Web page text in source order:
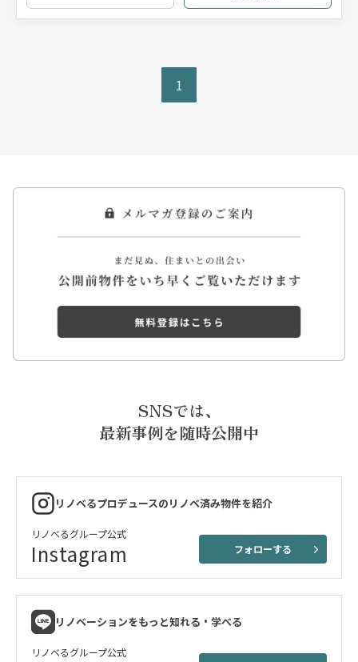
1
SNSでは、
最新事例を随時公開中
リノベるプロデュースのリノベ済み物件を紹介
リノベるグループ公式
Instagram フォローする
リノベーションをもっと知れる・学べる
リノベるグループ公式